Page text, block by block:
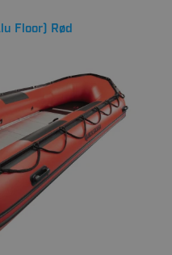
Floor) Rød